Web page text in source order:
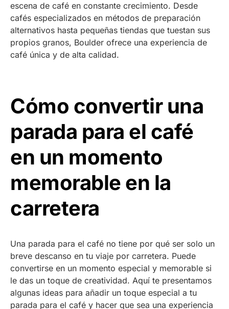
escena de café en constante crecimiento. Desde
cafés especializados en métodos de preparación
alternativos hasta pequeñas tiendas que tuestan sus
propios granos, Boulder ofrece una experiencia de
café única y de alta calidad.
Cómo convertir una
parada para el café
en un momento
memorable en la
carretera
Una parada para el café no tiene por qué ser solo un
breve descanso en tu viaje por carretera. Puede
convertirse en un momento especial y memorable si
le das un toque de creatividad. Aquí te presentamos
algunas ideas para añadir un toque especial a tu
parada para el café y hacer que sea una experiencia